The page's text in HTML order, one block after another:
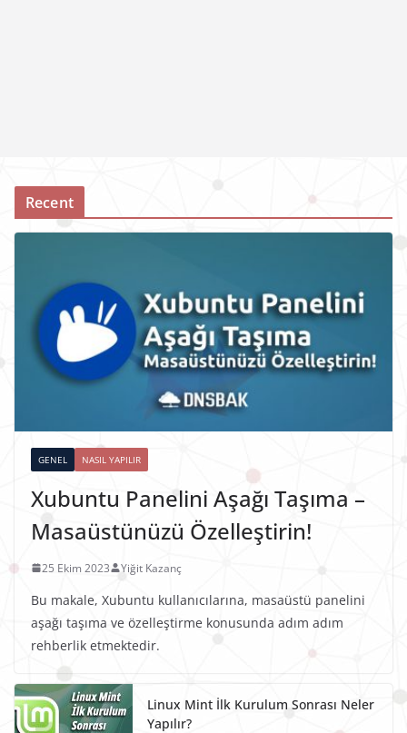
Recent
GENEL NASIL YAPILIR
Xubuntu Panelini Aşağı Taşıma –
Masaüstünüzü Özelleştirin!
25 Ekim 2023 Yiğit Kazanç
Bu makale, Xubuntu kullanıcılarına, masaüstü panelini
aşağı taşıma ve özelleştirme konusunda adım adım
rehberlik etmektedir.
Linux Mint İlk Kurulum Sonrası Neler
Yapılır?